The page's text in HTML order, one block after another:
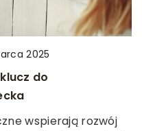
2024
dziecka na świat
do narodzin
2025
do
wspierają rozwój
2024
na słońcu wpływa
owoców na słońcu